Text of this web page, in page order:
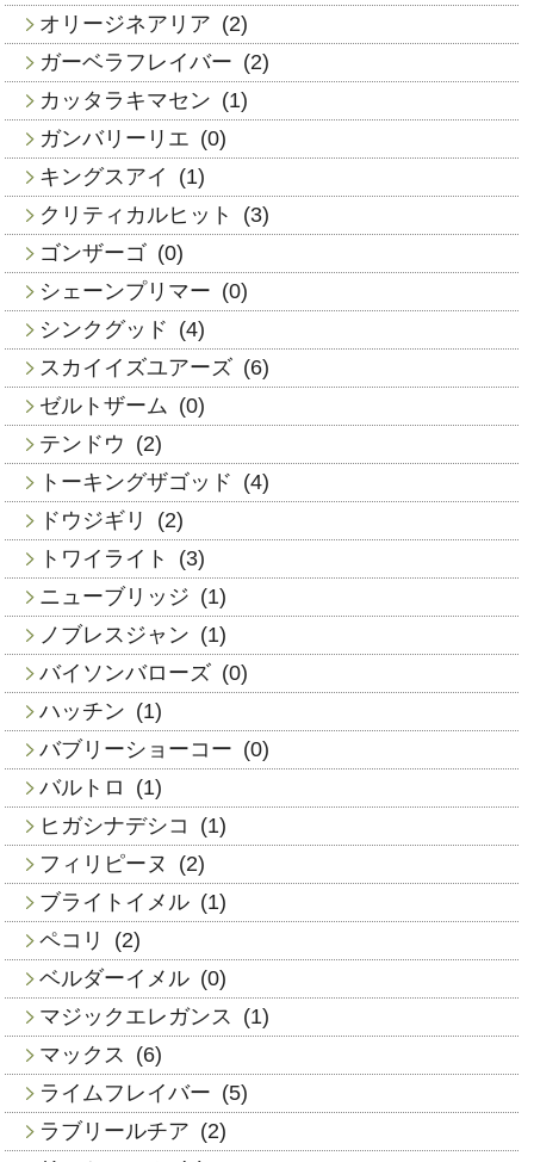
オリージネアリア (2)
ガーベラフレイバー (2)
カッタラキマセン (1)
ガンバリーリエ (0)
キングスアイ
(1)
クリティカルヒット
(3)
ゴンザーゴ (0)
シェーンプリマー (0)
シンクグッド (4)
スカイイズユアーズ (6)
ゼルトザーム (0)
テンドウ (2)
トーキングザゴッド (4)
ドウジギリ
(2)
トワイライト
(3)
ニューブリッジ (1)
ノブレスジャン (1)
バイソンバローズ (0)
ハッチン (1)
バブリーショーコー (0)
バルトロ
(1)
ヒガシナデシコ
(1)
フィリピーヌ
(2)
ブライトイメル (1)
ペコリ
(2)
ベルダーイメル (0)
マジックエレガンス
(1)
マックス
(6)
ライムフレイバー (5)
ラブリールチア (2)